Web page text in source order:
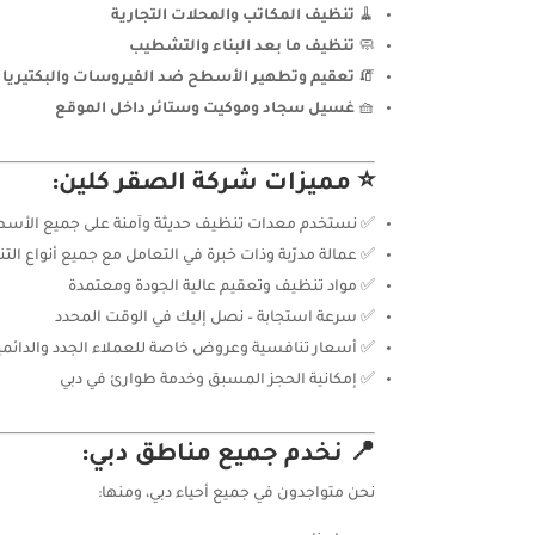
🧹 تنظيف المكاتب والمحلات التجارية
🧼 تنظيف ما بعد البناء والتشطيب
🧯 تعقيم وتطهير الأسطح ضد الفيروسات والبكتيريا
🧺غسيل سجاد وموكيت وستائر داخل الموقع
⭐ مميزات شركة الصقر كلين:
✅ نستخدم معدات تنظيف حديثة وآمنة على جميع
✅ عمالة مدرّبة وذات خبرة في التعامل مع جميع أنواع
✅ مواد تنظيف وتعقيم عالية الجودة ومعتمدة
✅ سرعة استجابة – نصل إليك في الوقت المحدد
✅ أسعار تنافسية وعروض خاصة للعملاء الجدد
✅ إمكانية الحجز المسبق وخدمة طوارئ في دبي
📍 نخدم جميع مناطق دبي:
نحن متواجدون في جميع أحياء دبي، ومنها: